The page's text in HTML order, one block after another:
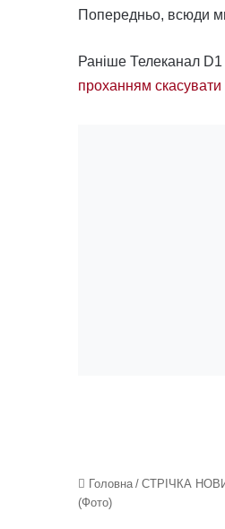
Попередньо, всюди
Раніше Телеканал
проханням